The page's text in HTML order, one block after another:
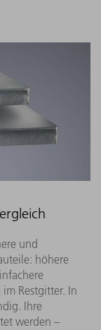
und
höhere
Restgitter. In
Ihre
werden –